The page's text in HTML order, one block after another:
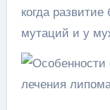
когда
мутаций и у